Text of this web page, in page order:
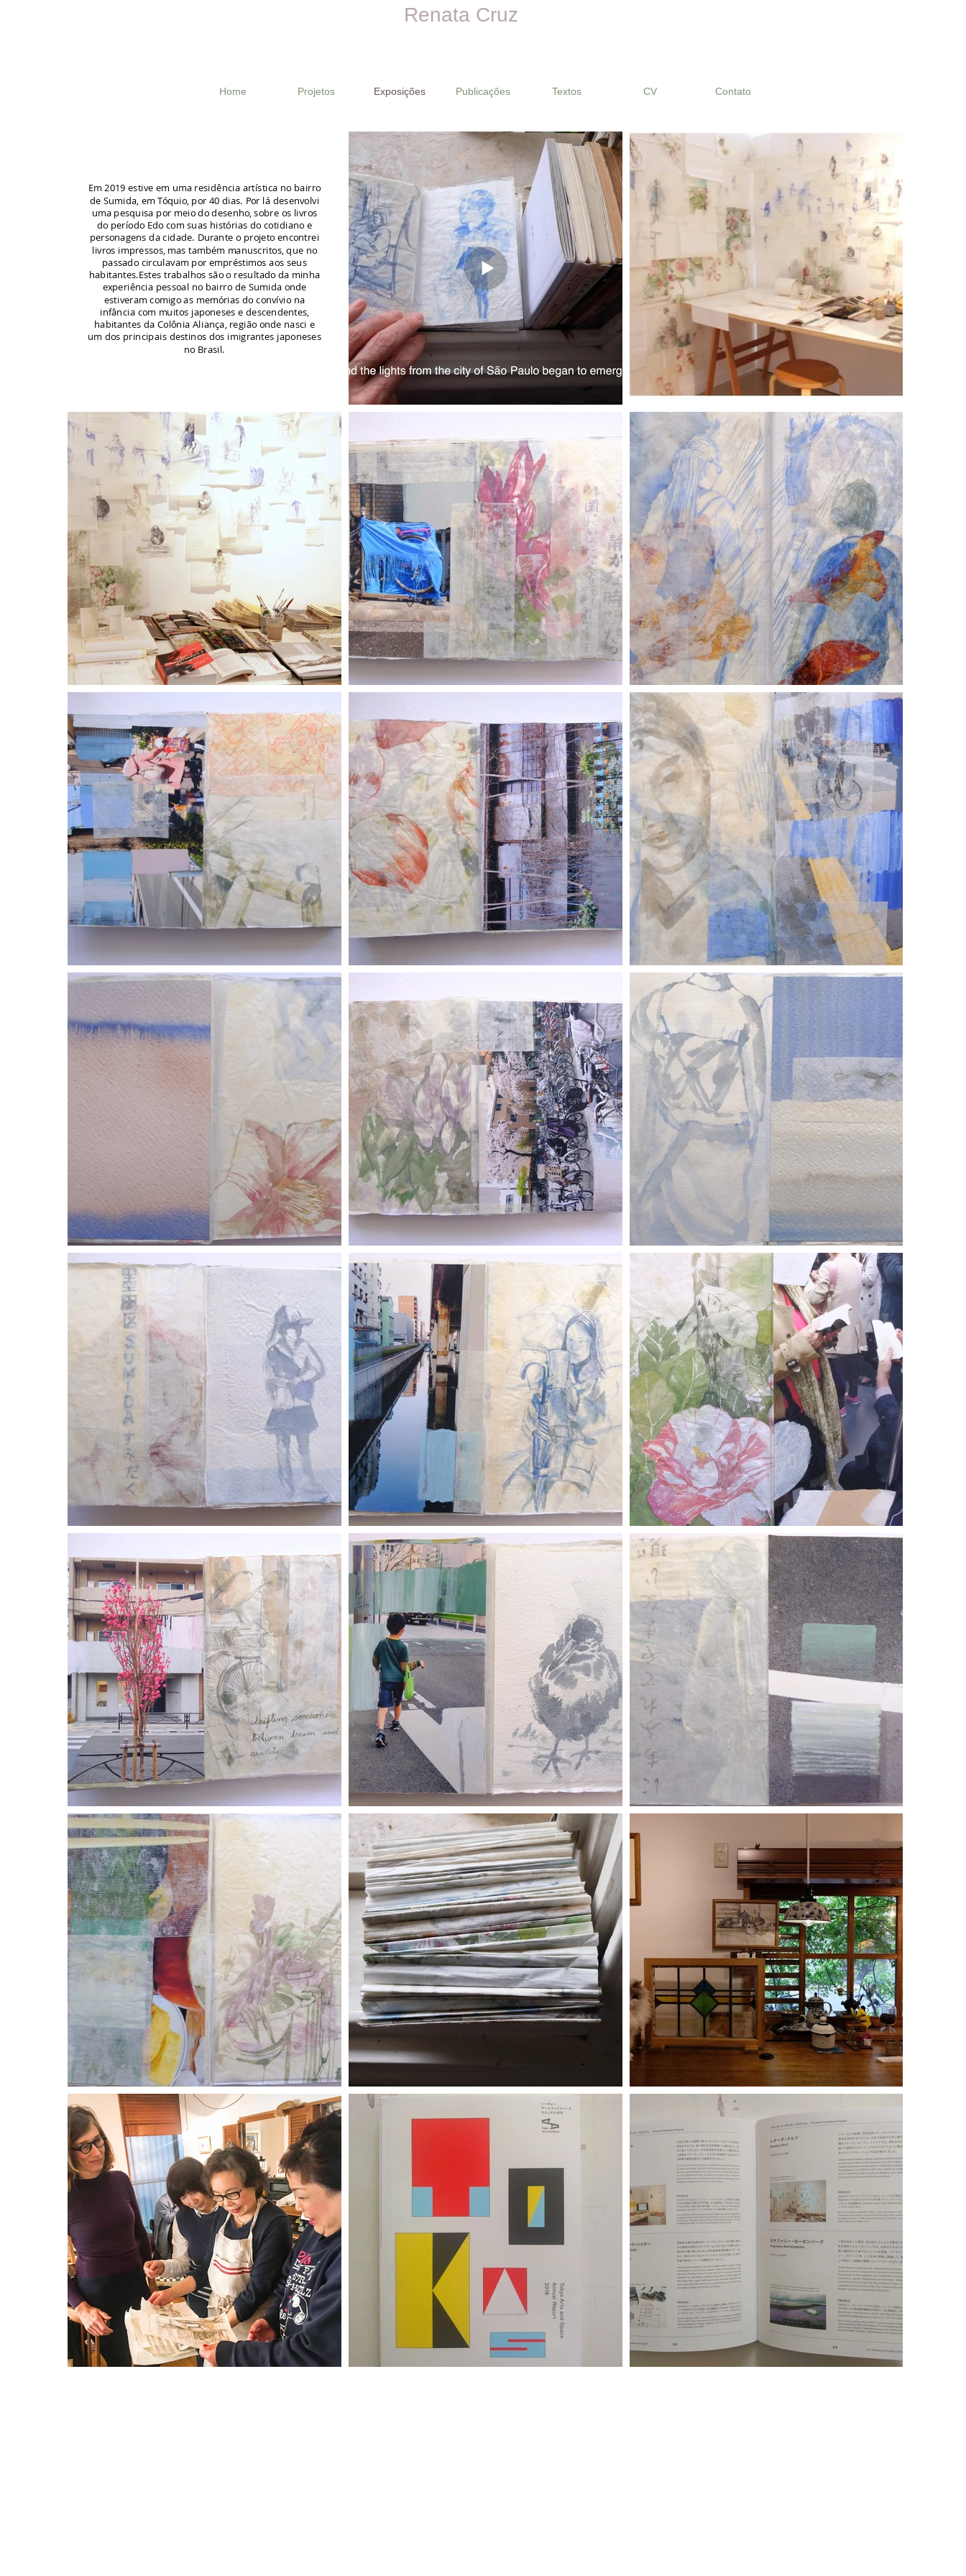
Renata Cruz
Home Projetos Exposições Publicações Textos CV Contato
Em 2019 estive em uma residência artística no bairro
de Sumida, em Tóquio, por 40 dias. Por lá desenvolvi
uma pesquisa por meio do desenho, sobre os livros
do período Edo com suas histórias do cotidiano e
personagens da cidade. Durante o projeto encontrei
livros impressos, mas também manuscritos, que no
passado circulavam por empréstimos aos seus
habitantes.Estes trabalhos são o resultado da minha
experiência pessoal no bairro de Sumida onde
estiveram comigo as memórias do convívio na
infância com muitos japoneses e descendentes,
habitantes da Colônia Aliança, região onde nasci e
um dos principais destinos dos imigrantes japoneses
no Brasil.